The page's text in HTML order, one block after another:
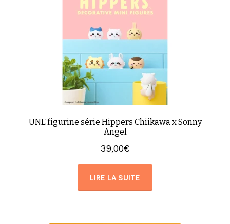
UNE figurine série Hippers Chiikawa x Sonny
Angel
39,00€
LIRE LA SUITE